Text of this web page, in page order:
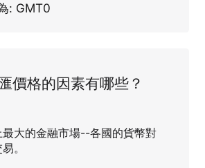
: GMT0
價格的因素有哪些？
大的金融市場--各國的貨幣對
。